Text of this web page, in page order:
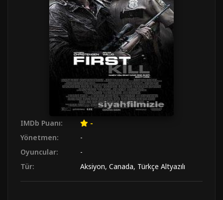
IMDb Puanı:
-
Yönetmen:
-
Oyuncular:
-
Tür:
Aksiyon, Canada, Türkçe Altyazılı